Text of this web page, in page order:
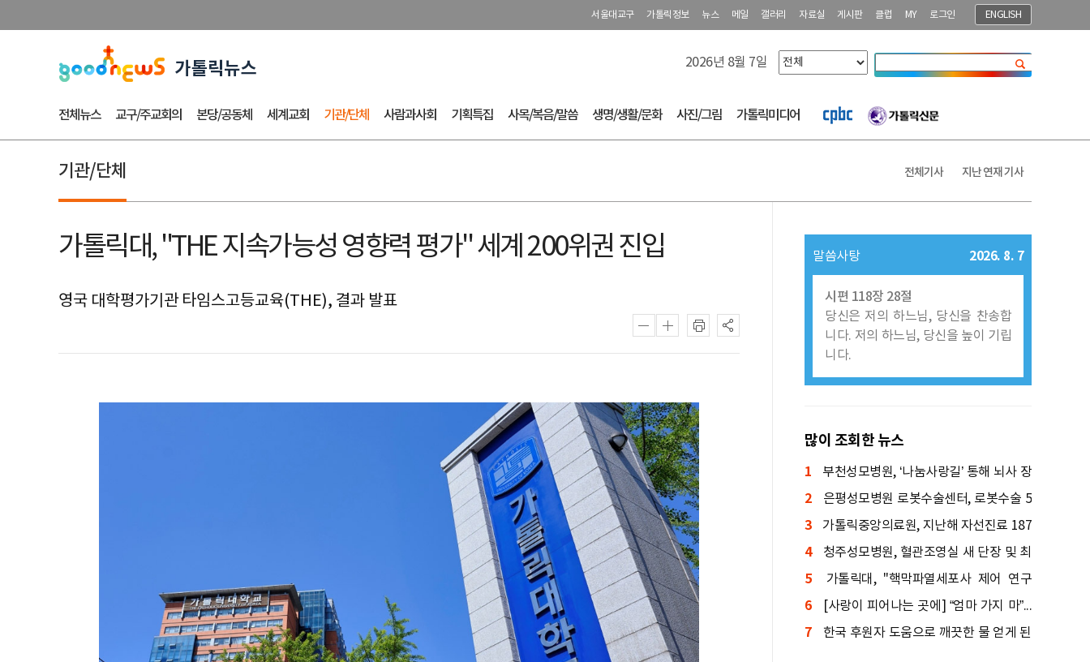
서울대교구 가톨릭정보 뉴스 메일 갤러리 자료실 게시판 클럽 MY 로그인 ENGLISH
2026년 8월 7일
전체뉴스 교구/주교회의 본당/공동체 세계교회 기관/단체 사람과사회 기획특집 사목/복음/말씀 생명/생활/문화 사진/그림 가톨릭미디어
기관/단체 전체기사 지난 연재 기사
가톨릭대, ''THE 지속가능성 영향력 평가'' 세계 200위권 진입
영국 대학평가기관 타임스고등교육(THE), 결과 발표
말씀사탕 2026. 8. 7
시편 118장 28절
당신은 저의 하느님, 당신을 찬송합
니다. 저의 하느님, 당신을 높이 기립
니다.
많이 조회한 뉴스
1
부천성모병원, ‘나눔사랑길’ 통해 뇌사 장
기기증자 배웅
2
은평성모병원 로봇수술센터, 로봇수술 5
000례 돌파
3
가톨릭중앙의료원, 지난해 자선진료 187
억 원…''사랑 나눔'' 실천
4
청주성모병원, 혈관조영실 새 단장 및 최
첨단 혈관조영장비 도입
5
가톨릭대, ''핵막파열세포사 제어 연구
실'' 개소… 신약 개발 나서
6
[사랑이 피어나는 곳에] “엄마 가지 마”...
중환자실에서 희망을 기다리는 시각장애인
7
한국 후원자 도움으로 깨끗한 물 얻게 된